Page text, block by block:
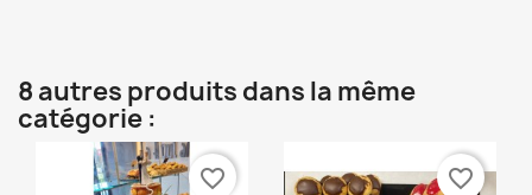
8 autres produits dans la même
catégorie :
favorite_border favorite_border